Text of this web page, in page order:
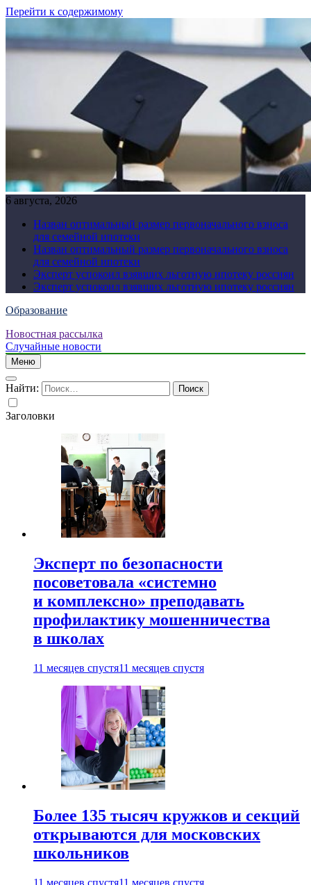
Перейти к содержимому
6 августа, 2026
Назван оптимальный размер первоначального взноса
для семейной ипотеки
Назван оптимальный размер первоначального взноса
для семейной ипотеки
Эксперт успокоил взявших льготную ипотеку россиян
Эксперт успокоил взявших льготную ипотеку россиян
Образование
Новостная рассылка
Случайные новости
Меню
Найти:
Заголовки
Эксперт по безопасности
посоветовала «системно
и комплексно» преподавать
профилактику мошенничества
в школах
11 месяцев спустя11 месяцев спустя
Более 135 тысяч кружков и секций
открываются для московских
школьников
11 месяцев спустя11 месяцев спустя